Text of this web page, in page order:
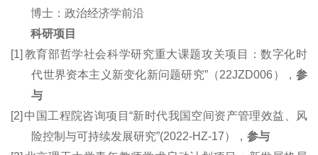
博士 ： 政治经济学前沿
科研项目
[1] 教育部哲学社会科学研究重大课题攻关项目：数字化时
代世界资本主义新变化新问题研究”（22JZD006），参
与
[2] 中国工程院咨询项目“新时代我国空间资产管理效益、风
险控制与可持续发展研究”(2022-HZ-17），参与